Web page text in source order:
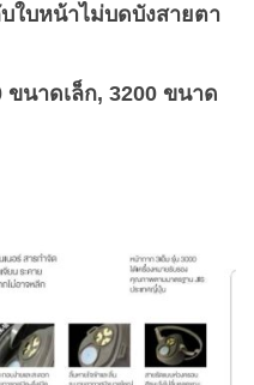
ใบหน้าไม่บดบังสายตา
ขนาดเล็ก, 3200 ขนาด